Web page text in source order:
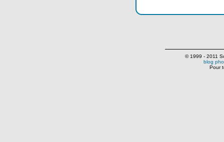
© 1999 - 2011
blog
Pour